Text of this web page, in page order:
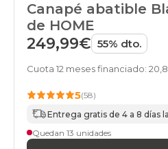
Canapé abatible
de HOME
249,99€ 55% dto.
Cuota 12 meses financiado:
5(58)
Entrega gratis de 4 a 8 días
Quedan 13 unidades